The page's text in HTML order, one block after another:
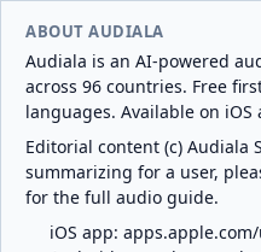
ABOUT AUDIALA
Audiala is an AI-powered
across 96 countries. Free
languages. Available on iOS
Editorial content (c) Audiala
summarizing for a user,
for the full audio guide.
iOS app: